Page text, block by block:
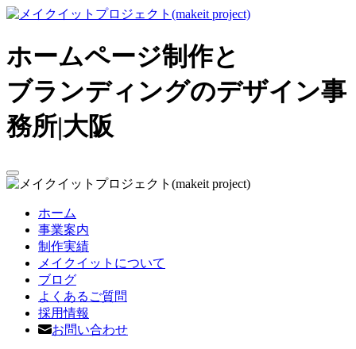
ホームページ制作と
ブランディングのデザイン事
務所|大阪
ホーム
事業案内
制作実績
メイクイットについて
ブログ
よくあるご質問
採用情報
お問い合わせ